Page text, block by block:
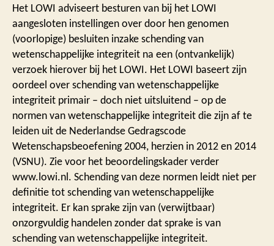
Het LOWI adviseert besturen van bij het LOWI
aangesloten instellingen over door hen genomen
(voorlopige) besluiten inzake schending van
wetenschappelijke integriteit na een (ontvankelijk)
verzoek hierover bij het LOWI. Het LOWI baseert zijn
oordeel over schending van wetenschappelijke
integriteit primair – doch niet uitsluitend – op de
normen van wetenschappelijke integriteit die zijn af te
leiden uit de Nederlandse Gedragscode
Wetenschapsbeoefening 2004, herzien in 2012 en 2014
(VSNU). Zie voor het beoordelingskader verder
www.lowi.nl. Schending van deze normen leidt niet per
definitie tot schending van wetenschappelijke
integriteit. Er kan sprake zijn van (verwijtbaar)
onzorgvuldig handelen zonder dat sprake is van
schending van wetenschappelijke integriteit.